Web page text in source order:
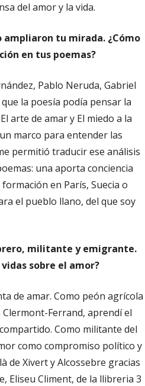
del amor y la vida.
ampliaron tu mirada. ¿Cómo
en tus poemas?
Pablo Neruda, Gabriel
la poesía podía pensar la
arte de amar y El miedo a la
marco para entender las
permitió traducir ese análisis
una aporta conciencia
en París, Suecia o
el pueblo llano, del que soy
militante y emigrante.
sobre el amor?
de amar. Como peón agrícola
Ferrand, aprendí el
Como militante del
como compromiso político y
de Xivert y Alcossebre gracias
Eliseu Climent, de la llibreria 3